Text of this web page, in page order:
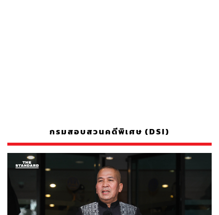
กรมสอบสวนคดีพิเศษ (DSI)